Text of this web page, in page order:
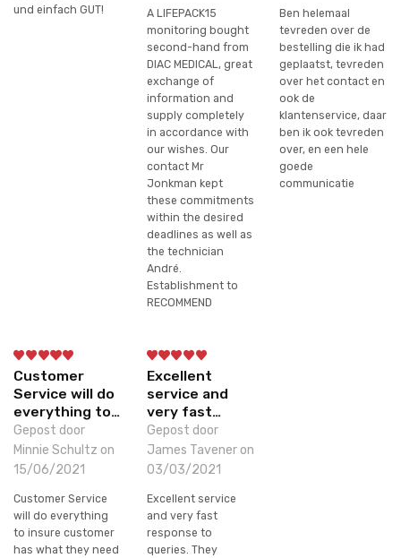
und einfach GUT!
A LIFEPACK15
monitoring bought
second-hand from
DIAC MEDICAL, great
exchange of
information and
supply completely
in accordance with
our wishes. Our
contact Mr
Jonkman kept
these commitments
within the desired
deadlines as well as
the technician
André.
Establishment to
RECOMMEND
Ben helemaal
tevreden over de
bestelling die ik had
geplaatst, tevreden
over het contact en
ook de
klantenservice, daar
ben ik ook tevreden
over, en een hele
goede
communicatie
Customer
Service will do
everything to…
Gepost door
Minnie Schultz on
15/06/2021
Customer Service
will do everything
to insure customer
has what they need
Excellent
service and
very fast…
Gepost door
James Tavener on
03/03/2021
Excellent service
and very fast
response to
queries. They